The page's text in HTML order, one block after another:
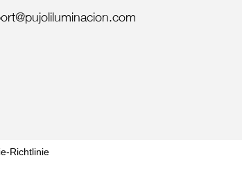
Richtlinie